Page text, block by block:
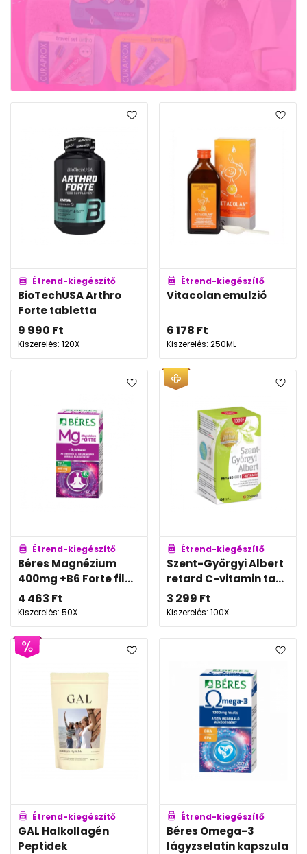
Étrend-kiegészítő
BioTechUSA Arthro
Forte tabletta
9 990 Ft
Kiszerelés: 120X
Étrend-kiegészítő
Vitacolan emulzió
6 178 Ft
Kiszerelés: 250ML
Étrend-kiegészítő
Béres Magnézium
400mg +B6 Forte fil...
4 463 Ft
Kiszerelés: 50X
Étrend-kiegészítő
Szent-Györgyi Albert
retard C-vitamin ta...
3 299 Ft
Kiszerelés: 100X
Étrend-kiegészítő
GAL Halkollagén
Peptidek
Étrend-kiegészítő
Béres Omega-3
lágyzselatin kapszula